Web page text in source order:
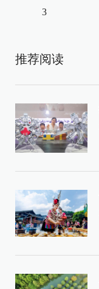
3
推荐阅读